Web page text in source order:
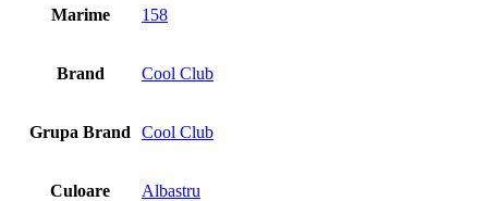
Marime 158
Brand Cool Club
Grupa Brand Cool Club
Culoare Albastru